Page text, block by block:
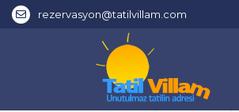
rezervasyon@tatilvillam.com